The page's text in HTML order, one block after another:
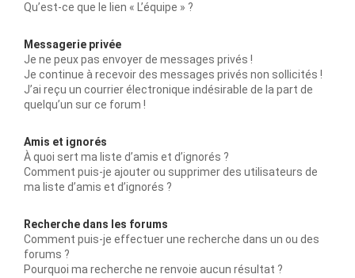
Qu’est-ce que le lien « L’équipe » ?
Messagerie privée
Je ne peux pas envoyer de messages privés !
Je continue à recevoir des messages privés non sollicités !
J’ai reçu un courrier électronique indésirable de la part de
quelqu’un sur ce forum !
Amis et ignorés
À quoi sert ma liste d’amis et d’ignorés ?
Comment puis-je ajouter ou supprimer des utilisateurs de
ma liste d’amis et d’ignorés ?
Recherche dans les forums
Comment puis-je effectuer une recherche dans un ou des
forums ?
Pourquoi ma recherche ne renvoie aucun résultat ?